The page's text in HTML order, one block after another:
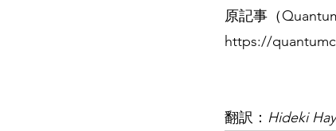
原記事（
https://
翻訳： Hideki